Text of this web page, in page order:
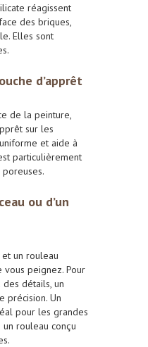
réagissent
des briques,
Elles sont
d’apprêt
de la peinture,
sur les
et aide à
particulièrement
ou d’un
un rouleau
peignez. Pour
détails, un
précision. Un
pour les grandes
un rouleau conçu